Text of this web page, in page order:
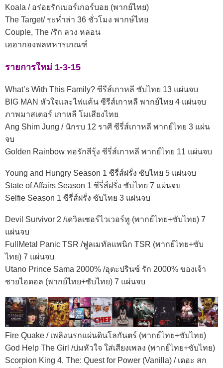
Koala / อร่อยรักเบอร์เกอร์บอย (พากย์ไทย)
The Target/ ระห่ำล่า 36 ชั่วโมง พากษ์ไทย
Couple, The /รัก ลวง หลอน
เฮฮากองพลทหารเกณฑ์
รายการใหม่ 1-3-15
What’s With This Family? ซีรีส์เกาหลี ซับไทย 13 แผ่นจบ
BIG MAN หัวใจและไฟแค้น ซีรีส์เกาหลี พากย์ไทย 4 แผ่นจบ
ภาพมาสเตอร์ เกาหลี โมเสียงไทย
Ang Shim Jung / นักรบ 12 ราศี ซีรี่ส์เกาหลี พากย์ไทย 3 แผ่น
จบ
Golden Rainbow ทอรักสีรุ้ง ซีรี่ส์เกาหลี พากย์ไทย 11 แผ่นจบ
Young and Hungry Season 1 ซีรี่ส์ฝรั่ง ซับไทย 5 แผ่นจบ
State of Affairs Season 1 ซีรี่ส์ฝรั่ง ซับไทย 7 แผ่นจบ
Selfie Season 1 ซีรี่ส์ฝรั่ง ซับไทย 3 แผ่นจบ
Devil Survivor 2 /เดวิลเซอร์ไวเวอร์ทู (พากย์ไทย+ซับไทย) 7
แผ่นจบ
FullMetal Panic TSR /ฟูลเมทัลแพนิก TSR (พากย์ไทย+ซับ
ไทย) 7 แผ่นจบ
Utano Prince Sama 2000% /อุตะปรินซ์ รัก 2000% ของเจ้า
ชายไอดอล (พากย์ไทย+ซับไทย) 7 แผ่นจบ
Fire Quake / เพลิงนรกแผ่นดินโลกันตร์ (พากย์ไทย+ซับไทย)
God Help The Girl /บ่มหัวใจ ใส่เสียงเพลง (พากย์ไทย+ซับไทย)
Scorpion King 4, The: Quest for Power (Vanilla) / เดอะ สก